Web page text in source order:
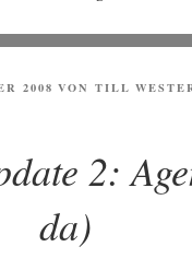
2008 VONTILL
2:
da)